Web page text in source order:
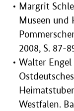
Margrit
Museen und
2008, S. 87-
Walter Engel
Westfalen.